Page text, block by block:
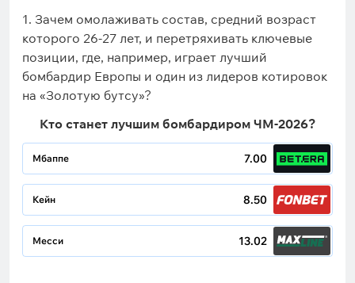
1. Зачем омолаживать состав, средний возраст
которого 26-27 лет, и перетряхивать ключевые
позиции, где, например, играет лучший
бомбардир Европы и один из лидеров котировок
на «Золотую бутсу»?
Кто станет лучшим бомбардиром ЧМ-2026?
Мбаппе 7.00
Кейн 8.50
Месси 13.02